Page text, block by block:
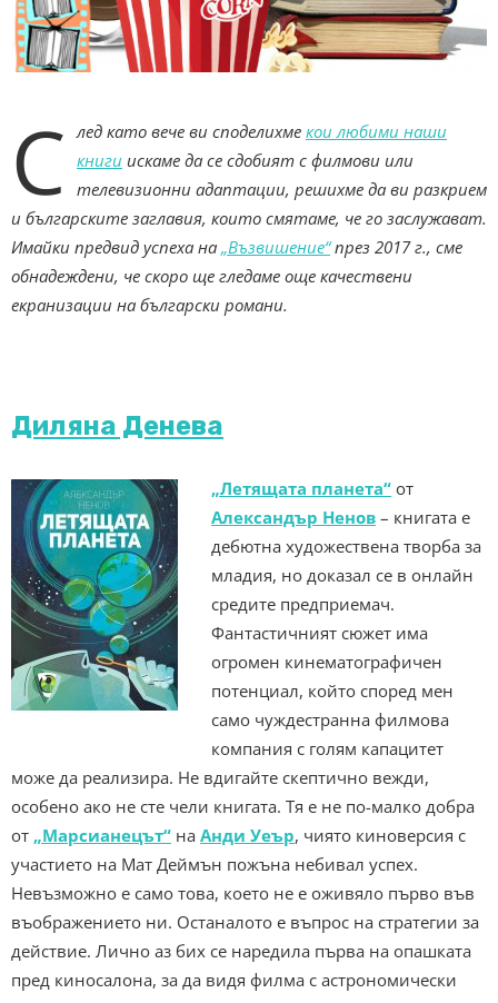
С лед като вече ви споделихме кои любими наши
книги искаме да се сдобият с филмови или
телевизионни адаптации, решихме да ви разкрием
и българските заглавия, които смятаме, че го заслужават.
Имайки предвид успеха на „Възвишение“през 2017 г., сме
обнадеждени, че скоро ще гледаме още качествени
екранизации на български романи.
Диляна Денева
„Летящата планета“ от
Александър Ненов – книгата е
дебютна художествена творба за
младия, но доказал се в онлайн
средите предприемач.
Фантастичният сюжет има
огромен кинематографичен
потенциал, който според мен
само чуждестранна филмова
компания с голям капацитет
може да реализира. Не вдигайте скептично вежди,
особено ако не сте чели книгата. Тя е не по-малко добра
от „Марсианецът“ на Анди Уеър, чиято киноверсия с
участието на Мат Деймън пожъна небивал успех.
Невъзможно е само това, което не е оживяло първо във
въображението ни. Останалото е въпрос на стратегии за
действие. Лично аз бих се наредила първа на опашката
пред киносалона, за да видя филма с астрономически